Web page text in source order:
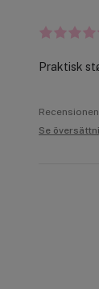
Praktisk
Se